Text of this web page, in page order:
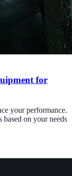
for
your performance.
on your needs